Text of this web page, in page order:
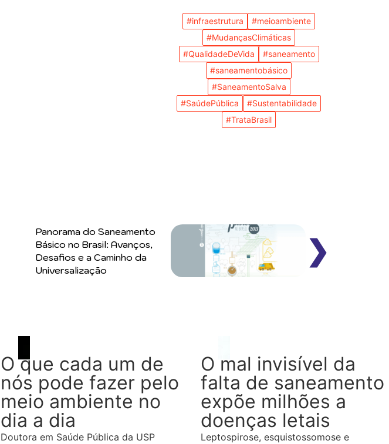
#infraestrutura
#meioambiente
#MudançasClimáticas
#QualidadeDeVida
#saneamento
#saneamentobásico
#SaneamentoSalva
#SaúdePública
#Sustentabilidade
#TrataBrasil
Panorama do Saneamento
Básico no Brasil: Avanços,
Desafios e a Caminho da
Universalização
❯
O que cada um de
nós pode fazer pelo
meio ambiente no
dia a dia
Doutora em Saúde Pública da USP
O mal invisível da
falta de saneamento
expõe milhões a
doenças letais
Leptospirose, esquistossomose e